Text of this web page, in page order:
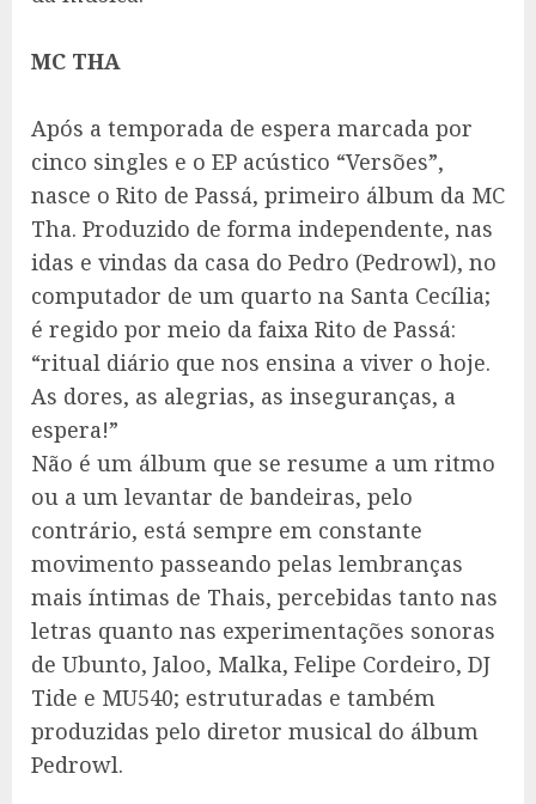
MC THA
Após a temporada de espera marcada por
cinco singles e o EP acústico “Versões”,
nasce o Rito de Passá, primeiro álbum da MC
Tha. Produzido de forma independente, nas
idas e vindas da casa do Pedro (Pedrowl), no
computador de um quarto na Santa Cecília;
é regido por meio da faixa Rito de Passá:
“ritual diário que nos ensina a viver o hoje.
As dores, as alegrias, as inseguranças, a
espera!”
Não é um álbum que se resume a um ritmo
ou a um levantar de bandeiras, pelo
contrário, está sempre em constante
movimento passeando pelas lembranças
mais íntimas de Thais, percebidas tanto nas
letras quanto nas experimentações sonoras
de Ubunto, Jaloo, Malka, Felipe Cordeiro, DJ
Tide e MU540; estruturadas e também
produzidas pelo diretor musical do álbum
Pedrowl.